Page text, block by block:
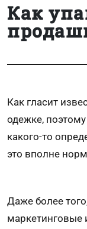
Как
Как гласит
одежке,
какого-то
это вполне
Даже более
маркетинговые